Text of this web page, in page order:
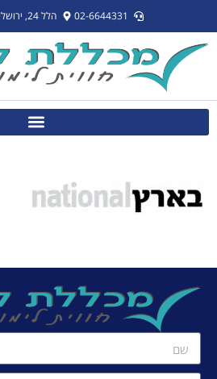
02-6644331 הלל 24, ירושלים